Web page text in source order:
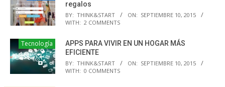
regalos
BY: THINK&START ON: SEPTIEMBRE 10, 2015
WITH: 2 COMMENTS
Tecnología
APPS PARA VIVIR EN UN HOGAR MÁS
EFICIENTE
BY: THINK&START ON: SEPTIEMBRE 10, 2015
WITH: 0 COMMENTS